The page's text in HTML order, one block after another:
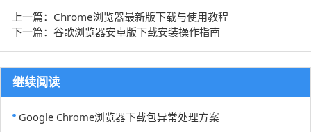
上一篇：Chrome浏览器最新版下载与使用教程
下一篇：谷歌浏览器安卓版下载安装操作指南
继续阅读
Google Chrome浏览器下载包异常处理方案